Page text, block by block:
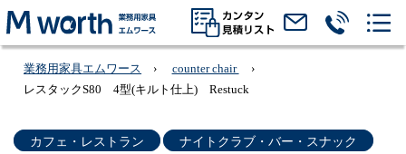
業務用家具エムワース
counter chair
レスタックS80 4型(キルト仕上) Restuck
カフェ・レストラン ナイトクラブ・バー・スナック